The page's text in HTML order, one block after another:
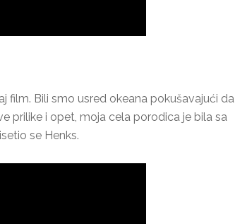
film. Bili smo usred okeana pokušavajući da
prilike i opet, moja cela porodica je bila sa
se Henks.